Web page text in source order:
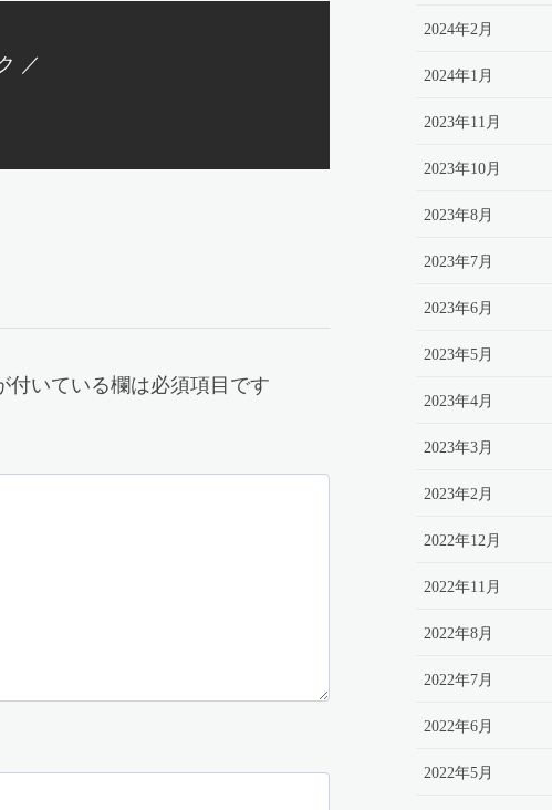
／
付いている欄は必須項目です
2024年2月
2024年1月
2023年11月
2023年10月
2023年8月
2023年7月
2023年6月
2023年5月
2023年4月
2023年3月
2023年2月
2022年12月
2022年11月
2022年8月
2022年7月
2022年6月
2022年5月